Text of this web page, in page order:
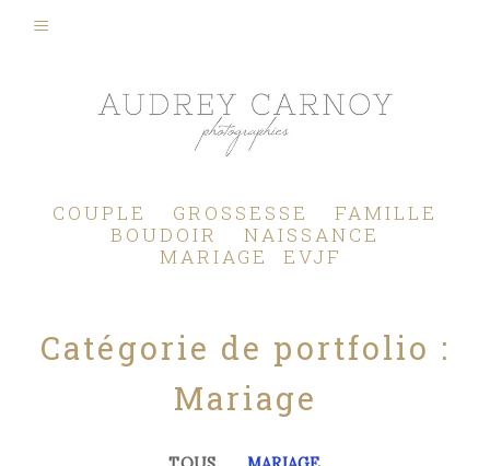
COUPLE GROSSESSE
FAMILLE
BOUDOIR
NAISSANCE
MARIAGE
EVJF
Catégorie de portfolio :
Mariage